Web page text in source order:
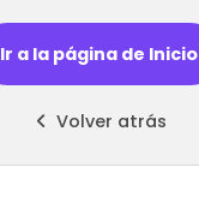
Ir a la página de Inicio
Volver atrás